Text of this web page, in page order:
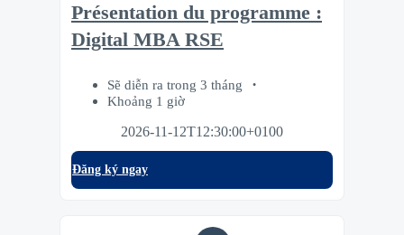
Présentation du programme :
Digital MBA RSE
Sẽ diễn ra trong 3 tháng
Khoảng 1 giờ
2026-11-12T12:30:00+0100
Đăng ký ngay